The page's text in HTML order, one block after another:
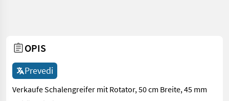
OPIS
Prevedi
Verkaufe Schalengreifer mit Rotator, 50 cm Breite, 45 mm